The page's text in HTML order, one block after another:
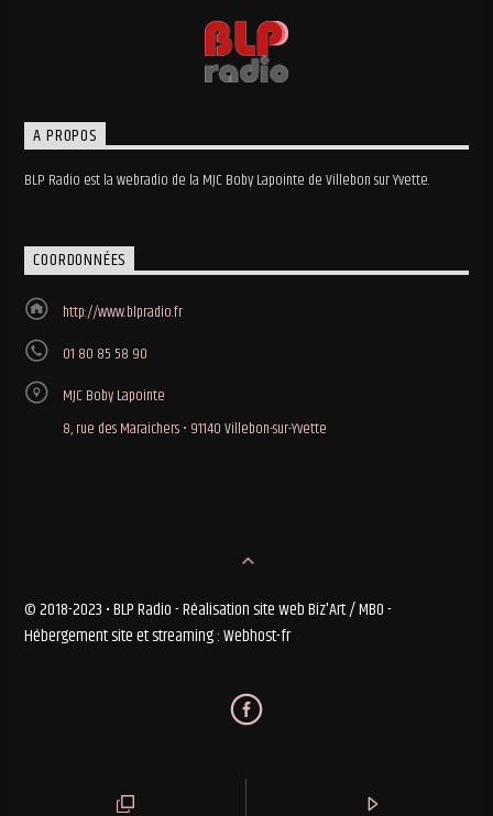
A PROPOS
BLP Radio est la webradio de la MJC Boby Lapointe de Villebon sur Yvette.
COORDONNÉES
http://www.blpradio.fr
01 80 85 58 90
MJC Boby Lapointe
8, rue des Maraichers • 91140 Villebon-sur-Yvette
© 2018-2023 • BLP Radio - Réalisation site web Biz'Art / MBO -
Hébergement site et streaming : Webhost-fr